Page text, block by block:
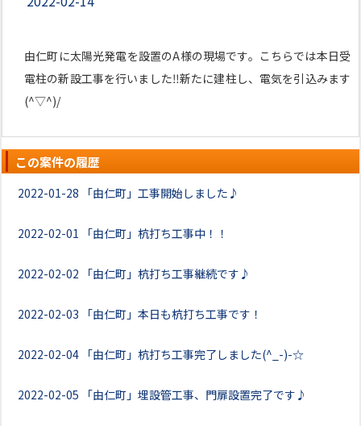
由仁町に太陽光発電を設置のA様の現場です。こちらでは本日受
電柱の新設工事を行いました‼新たに建柱し、電気を引込みます
(^▽^)/
この案件の履歴
2022-01-28 「由仁町」工事開始しました♪
2022-02-01 「由仁町」杭打ち工事中！！
2022-02-02 「由仁町」杭打ち工事継続です♪
2022-02-03 「由仁町」本日も杭打ち工事です！
2022-02-04 「由仁町」杭打ち工事完了しました(^_-)-☆
2022-02-05 「由仁町」埋設管工事、門扉設置完了です♪